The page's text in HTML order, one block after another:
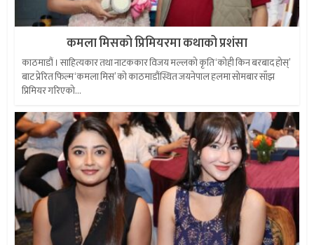
कमला मिसको प्रिमियरमा कथाको प्रशंसा
काठमाडौं । साहित्यकार तथा नाटककार विजय मल्लको कृति ‘कोही किन बरबाद होस्’
बाट प्रेरित फिल्म ‘कमला मिस’ को काठमाडौंस्थित जयनेपाल हलमा सोमबार साँझ
प्रिमियर गरिएको...